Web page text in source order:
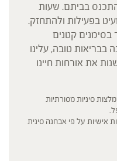
בביתם. שעות
בפעילות ולהתחזק.
בסימנים קטנים
בבריאות טובה, עלינו
את אורחות חיינו
סיניות מסורתיות
אישיות על פי אבחנה סינית